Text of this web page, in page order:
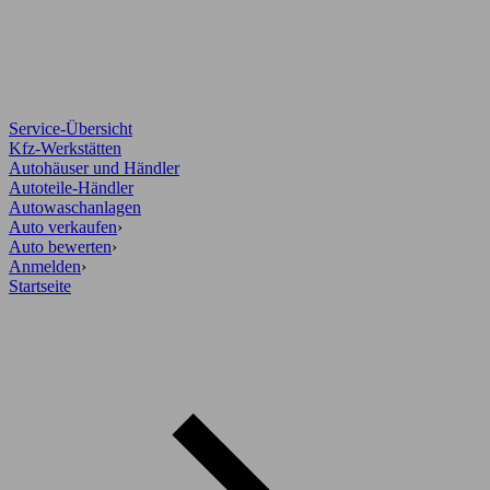
Service-Übersicht
Kfz-Werkstätten
Autohäuser und Händler
Autoteile-Händler
Autowaschanlagen
Auto verkaufen›
Auto bewerten›
Anmelden›
Startseite